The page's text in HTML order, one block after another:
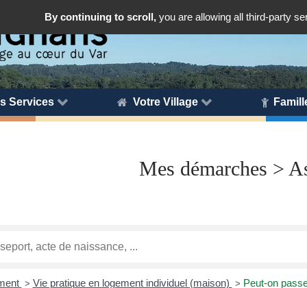
Services Votre Village
Mes démarches >
> Vie pratique en logement individuel (maison) > Peut-on
By continuing to scroll, you are allowing all third-party